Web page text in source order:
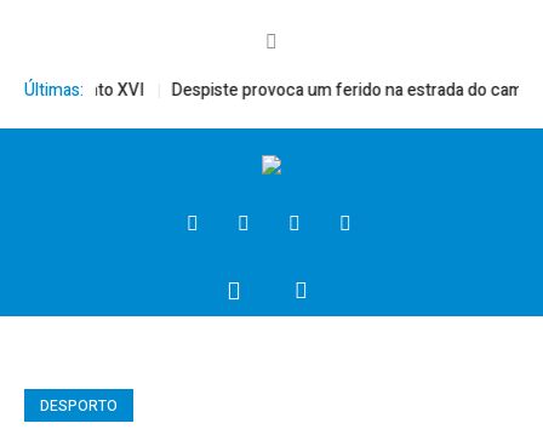
Últimas:
Bento XVI Despiste provoca um ferido na estrada do campo
DESPORTO